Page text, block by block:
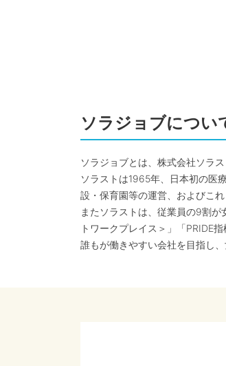
ソラジョブについ
ソラジョブとは、株式会社ソラ
ソラストは1965年、日本初の医
設・保育園等の運営、およびこ
またソラストは、従業員の9割
トワークプレイス＞」「PRIDE
誰もが働きやすい会社を目指し